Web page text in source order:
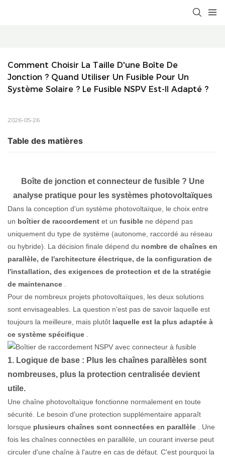
Comment Choisir La Taille D'une Boîte De
Jonction ? Quand Utiliser Un Fusible Pour Un
Système Solaire ? Le Fusible NSPV Est-Il Adapté ?
2026-05-26
Table des matières
Boîte de jonction et connecteur de fusible ? Une
analyse pratique pour les systèmes photovoltaïques
Dans la conception d'un système photovoltaïque, le choix entre
un boîtier de raccordement et un fusible ne dépend pas
uniquement du type de système (autonome, raccordé au réseau
ou hybride). La décision finale dépend du nombre de chaînes en
parallèle, de l'architecture électrique, de la configuration de
l'installation, des exigences de protection et de la stratégie
de maintenance .
Pour de nombreux projets photovoltaïques, les deux solutions
sont envisageables. La question n'est pas de savoir laquelle est
toujours la meilleure, mais plutôt laquelle est la plus adaptée à
ce système spécifique .
1. Logique de base : Plus les chaînes parallèles sont
nombreuses, plus la protection centralisée devient
utile.
Une chaîne photovoltaïque fonctionne normalement en toute
sécurité. Le besoin d'une protection supplémentaire apparaît
lorsque plusieurs chaînes sont connectées en parallèle . Une
fois les chaînes connectées en parallèle, un courant inverse peut
circuler d'une chaîne à l'autre en cas de défaut. C'est pourquoi la